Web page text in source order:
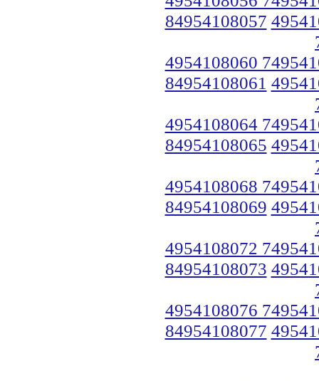
84954108057
4954108060
84954108061
4954108064
84954108065
4954108068
84954108069
4954108072
84954108073
4954108076
84954108077